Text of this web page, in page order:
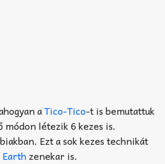
aTico-Tico-t is bemutattuk
módon létezik 6 kezes is.
Ezt a sok kezes technikát
zenekar is.